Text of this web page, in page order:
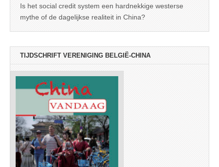
Is het social credit system een hardnekkige westerse
mythe of de dagelijkse realiteit in China?
TIJDSCHRIFT VERENIGING BELGIË-CHINA